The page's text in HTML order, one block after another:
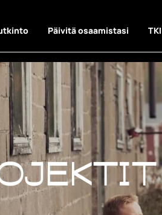
Päivitä osaamistasi